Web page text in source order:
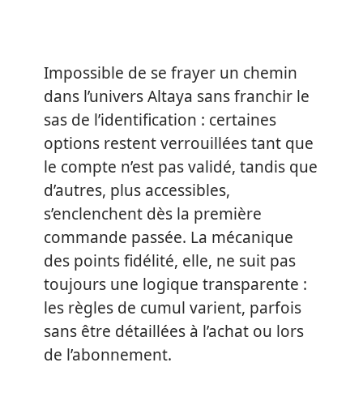
Impossible de se frayer un chemin
dans l’univers Altaya sans franchir le
sas de l’identification : certaines
options restent verrouillées tant que
le compte n’est pas validé, tandis que
d’autres, plus accessibles,
s’enclenchent dès la première
commande passée. La mécanique
des points fidélité, elle, ne suit pas
toujours une logique transparente :
les règles de cumul varient, parfois
sans être détaillées à l’achat ou lors
de l’abonnement.